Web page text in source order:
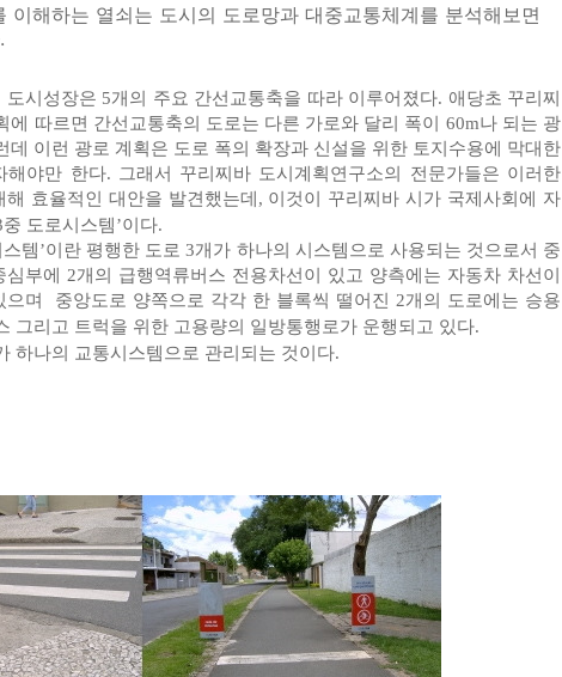
이해하는 열쇠는 도시의 도로망과 대중교통체계를 분석해보면
도시성장은 5개의 주요 간선교통축을 따라 이루어졌다. 애당초 꾸리찌
에 따르면 간선교통축의 도로는 다른 가로와 달리 폭이 60m나 되는 광
데 이런 광로 계획은 도로 폭의 확장과 신설을 위한 토지수용에 막대한
해야만 한다. 그래서 꾸리찌바 도시계획연구소의 전문가들은 이러한
해 효율적인 대안을 발견했는데, 이것이 꾸리찌바 시가 국제사회에 자
중 도로시스템’이다.
스템’이란 평행한 도로 3개가 하나의 시스템으로 사용되는 것으로서 중
심부에 2개의 급행역류버스 전용차선이 있고 양측에는 자동차 차선이
으며 중앙도로 양쪽으로 각각 한 블록씩 떨어진 2개의 도로에는 승용
그리고 트럭을 위한 고용량의 일방통행로가 운행되고 있다.
하나의 교통시스템으로 관리되는 것이다.